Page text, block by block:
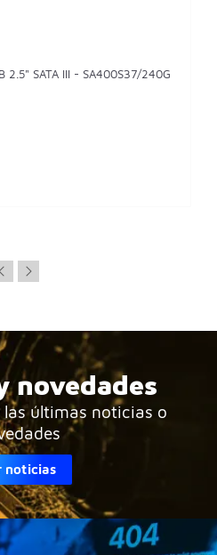
2.5" SATA III - SA400S37/240G
novedades
las últimas noticias o
noticias